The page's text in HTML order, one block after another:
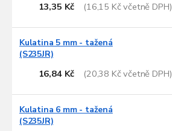
k
13,35 Kč (16,15 Kč včetně DPH)
Kulatina 5 mm - tažená
(S235JR)
16,84 Kč (20,38 Kč včetně DPH)
Kulatina 6 mm - tažená
(S235JR)